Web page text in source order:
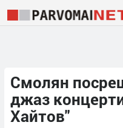
Смолян
джаз
Хайтов"